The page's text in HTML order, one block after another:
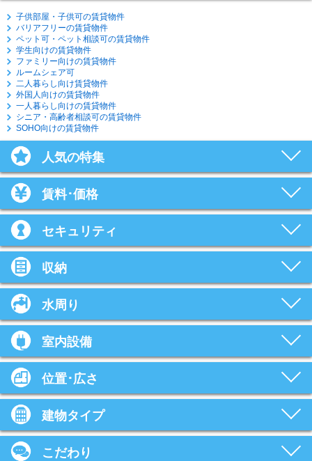
子供部屋・子供可の賃貸物件
バリアフリーの賃貸物件
ペット可・ペット相談可の賃貸物件
学生向けの賃貸物件
ファミリー向けの賃貸物件
ルームシェア可
二人暮らし向け賃貸物件
外国人向けの賃貸物件
一人暮らし向けの賃貸物件
シニア・高齢者相談可の賃貸物件
SOHO向けの賃貸物件
人気の特集
賃料･価格
セキュリティ
収納
水周り
室内設備
位置･広さ
建物タイプ
こだわり